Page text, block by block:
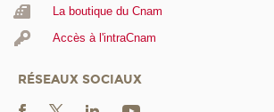
La boutique du Cnam
Accès à l'intraCnam
RÉSEAUX SOCIAUX